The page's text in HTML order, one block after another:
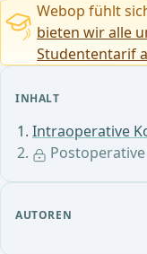
INHALT
Intraoperative
AUTOREN
Webop fühlt
bieten wir alle
Studententarif